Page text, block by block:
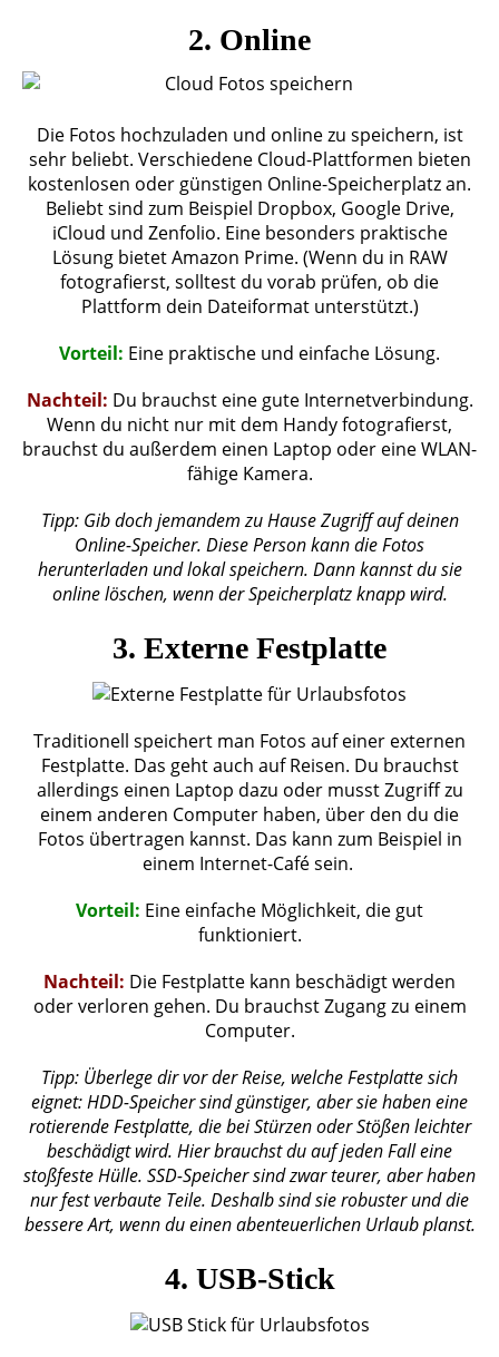
2. Online
Die Fotos hochzuladen und online zu speichern, ist
sehr beliebt. Verschiedene Cloud-Plattformen bieten
kostenlosen oder günstigen Online-Speicherplatz an.
Beliebt sind zum Beispiel Dropbox, Google Drive,
iCloud und Zenfolio. Eine besonders praktische
Lösung bietet Amazon Prime. (Wenn du in RAW
fotografierst, solltest du vorab prüfen, ob die
Plattform dein Dateiformat unterstützt.)
Vorteil: Eine praktische und einfache Lösung.
Nachteil: Du brauchst eine gute Internetverbindung.
Wenn du nicht nur mit dem Handy fotografierst,
brauchst du außerdem einen Laptop oder eine WLAN-
fähige Kamera.
Tipp: Gib doch jemandem zu Hause Zugriff auf deinen
Online-Speicher. Diese Person kann die Fotos
herunterladen und lokal speichern. Dann kannst du sie
online löschen, wenn der Speicherplatz knapp wird.
3. Externe Festplatte
Traditionell speichert man Fotos auf einer externen
Festplatte. Das geht auch auf Reisen. Du brauchst
allerdings einen Laptop dazu oder musst Zugriff zu
einem anderen Computer haben, über den du die
Fotos übertragen kannst. Das kann zum Beispiel in
einem Internet-Café sein.
Vorteil: Eine einfache Möglichkeit, die gut
funktioniert.
Nachteil: Die Festplatte kann beschädigt werden
oder verloren gehen. Du brauchst Zugang zu einem
Computer.
Tipp: Überlege dir vor der Reise, welche Festplatte sich
eignet: HDD-Speicher sind günstiger, aber sie haben eine
rotierende Festplatte, die bei Stürzen oder Stößen leichter
beschädigt wird. Hier brauchst du auf jeden Fall eine
stoßfeste Hülle. SSD-Speicher sind zwar teurer, aber haben
nur fest verbaute Teile. Deshalb sind sie robuster und die
bessere Art, wenn du einen abenteuerlichen Urlaub planst.
4. USB-Stick